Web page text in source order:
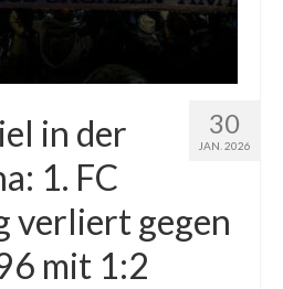
30
JAN. 2026
in der
1. FC
verliert gegen
mit 1:2